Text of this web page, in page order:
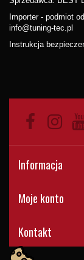
Importer - podmiot
info@tuning-tec.pl
Instrukcja
Informacja
Moje konto
Kontakt